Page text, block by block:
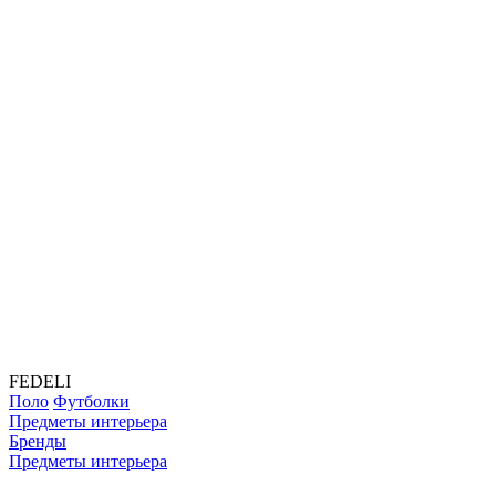
FEDELI
Поло Футболки
Предметы интерьера
Бренды
Предметы интерьера